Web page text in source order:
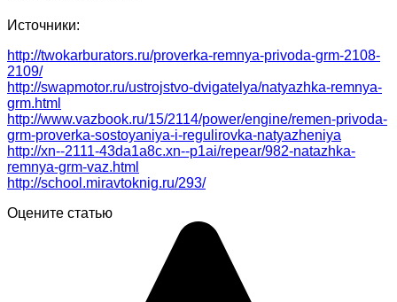
Источники:
http://twokarburators.ru/proverka-remnya-privoda-grm-2108-
2109/
http://swapmotor.ru/ustrojstvo-dvigatelya/natyazhka-remnya-
grm.html
http://www.vazbook.ru/15/2114/power/engine/remen-privoda-
grm-proverka-sostoyaniya-i-regulirovka-natyazheniya
http://xn--2111-43da1a8c.xn--p1ai/repear/982-natazhka-
remnya-grm-vaz.html
http://school.miravtoknig.ru/293/
Оцените статью